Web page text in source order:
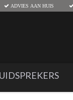
ADVIES AAN HUIS